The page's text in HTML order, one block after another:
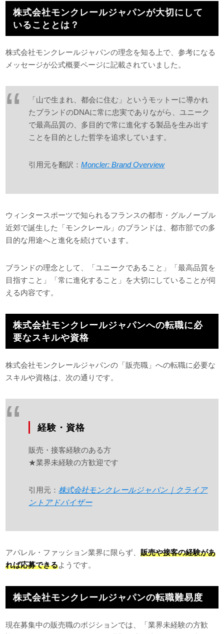
株式会社モンクレールジャパンが大切にして
いることとは？
株式会社モンクレールジャパンの理念を知る上で、参考になる
メッセージが公式概要ページに記載されていました。
「山で生まれ、都会に住む」というモットーに導かれ
たブランドのDNAに常に忠実でありながら、ユニーク
で最高品質の、多目的で常に進化する製品を生み出す
ことを目的とした哲学を追求しています。
引用元を翻訳：Moncler: Brand Overview
ウィンタースポーツで知られるフランスの都市・グルノーブル
近郊で誕生した「モンクレール」のブランドは、都市部での多
目的な用途へと進化を続けています。
ブランドの理念として、「ユニークであること」「最高品質を
目指すこと」「常に進化すること」を大切にしていることが伺
える内容です。
株式会社モンクレールジャパンへの転職に必
要なスキルや資格
株式会社モンクレールジャパンの「販売職」への転職に必要な
スキルや資格は、次の通りです。
経験・資格
販売・接客経験のある方
★業界未経験の方歓迎です
引用元：株式会社モンクレールジャパン｜クライア
ントアドバイザー
アパレル・ファッション業界に限らず、販売や接客の経験があ
れば応募できるようです。
株式会社モンクレールジャパンの転職難易度
現在募集中の販売職のポジションでは、「業界未経験の方歓